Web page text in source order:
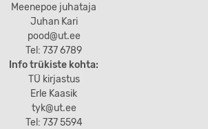
Meenepoe juhataja
Juhan Kari
pood@ut.ee
Tel: 737 6789
Info trükiste kohta:
TÜ kirjastus
Erle Kaasik
tyk@ut.ee
Tel: 737 5594